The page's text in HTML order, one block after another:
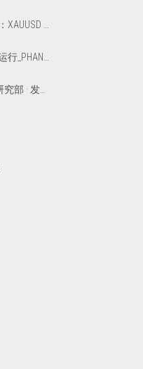
BJF TRADING GROUP 研究部 · 发布于 2026年3月